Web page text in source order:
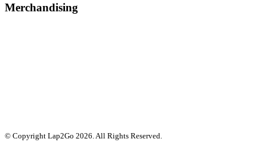
Merchandising
© Copyright Lap2Go 2026. All Rights Reserved.